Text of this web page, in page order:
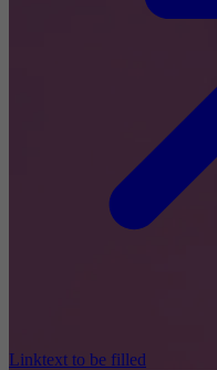
Linktext to be filled